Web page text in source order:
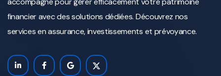
financier avec des solutions dédiées. Découvrez nos
services en assurance, investissements et prévoyance.